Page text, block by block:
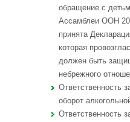
обращение с
Ассамблеи ООН 20
принята
которая
должен быть
небрежного
Ответственность
оборот
Ответственность